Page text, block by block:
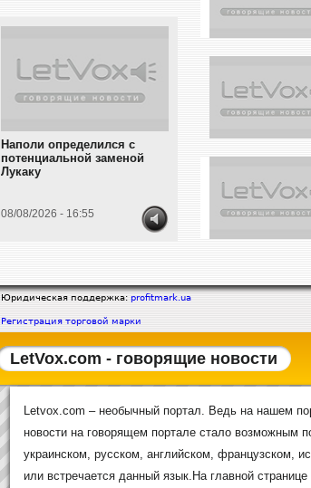
Наполи определился с
потенциальной заменой
Лукаку
08/08/2026 - 16:55
Юридическая поддержка: profitmark.ua
Регистрация торговой марки
LetVox.com - говорящие новости
Letvox.com – необычный портал. Ведь на нашем
новости на говорящем портале стало возможным
украинском, русском, английском, французском,
или встречается данный язык.На главной